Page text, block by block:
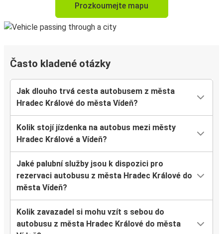
Prozkoumejte mapu
Často kladené otázky
Jak dlouho trvá cesta autobusem z města
Hradec Králové do města Vídeň?
Kolik stojí jízdenka na autobus mezi městy
Hradec Králové a Vídeň?
Jaké palubní služby jsou k dispozici pro
rezervaci autobusu z města Hradec Králové do
města Vídeň?
Kolik zavazadel si mohu vzít s sebou do
autobusu z města Hradec Králové do města